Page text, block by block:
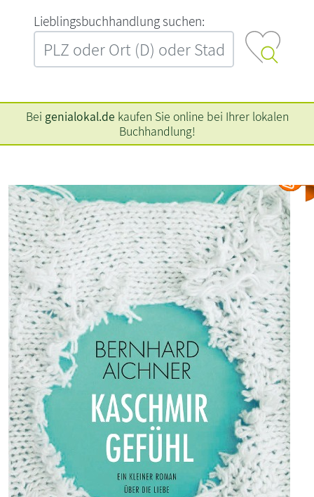
L‍i‍e‍b‍l‍i‍n‍g‍s‍b‍u‍c‍h‍h‍a‍n‍d‍l‍u‍n‍g‍ ‍s‍u‍c‍h‍e‍n‍:‍
Bei genialokal.de kaufen Sie online bei Ihrer lokalen
Buchhandlung!